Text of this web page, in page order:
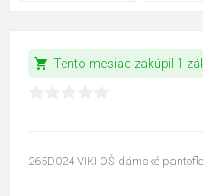
shopping_cart Tento mesiac zakúpil 1
265D024 VIKI OŠ dámské